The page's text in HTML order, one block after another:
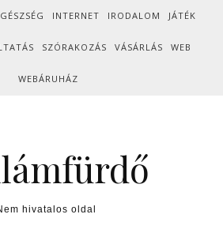
INTERNET IRODALOM JÁTÉK
SZÓRAKOZÁS VÁSÁRLÁS WEB
WEBÁRUHÁZ
hivatalos oldal